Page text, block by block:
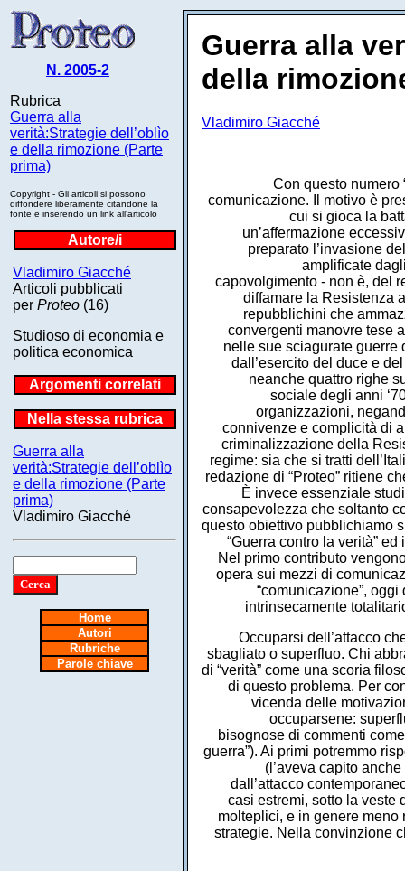
N. 2005-2
Rubrica
Guerra alla
verità:Strategie dell’oblìo
e della rimozione (Parte
prima)
Copyright - Gli articoli si possono
diffondere liberamente citandone la
fonte e inserendo un link all'articolo
Autore/i
Vladimiro Giacché
Articoli pubblicati
per Proteo (16)
Studioso di economia e
politica economica
Argomenti correlati
Nella stessa rubrica
Guerra alla
verità:Strategie dell’oblìo
e della rimozione (Parte
prima)
Vladimiro Giacché
Home
Autori
Rubriche
Parole chiave
Guerra alla
della
Vladimiro Giacché
Con questo numero
comunicazione. Il motivo è
cui si gioca la
un’affermazione
preparato l’invasione
amplificate
capovolgimento - non è, del
diffamare la Resistenza
repubblichini che
convergenti manovre tese
nelle sue sciagurate
dall’esercito del duce e
neanche quattro righe
sociale degli anni
organizzazioni,
connivenze e complicità di
criminalizzazione della
regime: sia che si tratti
redazione di “Proteo” ritiene
È invece essenziale
consapevolezza che soltanto
questo obiettivo pubblichiamo
“Guerra contro la verità”
Nel primo contributo
opera sui mezzi di
“comunicazione”,
intrinsecamente
Occuparsi dell’attacco
sbagliato o superfluo. Chi
di “verità” come una scoria
di questo problema. Per
vicenda delle
occuparsene:
bisognose di commenti
guerra”). Ai primi potremmo
(l’aveva capito
dall’attacco
casi estremi, sotto la veste
molteplici, e in genere
strategie. Nella convinzione